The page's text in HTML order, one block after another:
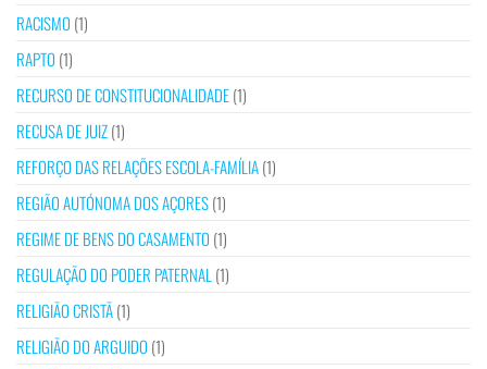
RACISMO (1)
RAPTO (1)
RECURSO DE CONSTITUCIONALIDADE(1)
RECUSA DE JUIZ(1)
REFORÇO DAS RELAÇÕES ESCOLA-FAMÍLIA(1)
REGIÃO AUTÓNOMA DOS AÇORES(1)
REGIME DE BENS DO CASAMENTO (1)
REGULAÇÃO DO PODER PATERNAL(1)
RELIGIÃO CRISTÃ(1)
RELIGIÃO DO ARGUIDO (1)